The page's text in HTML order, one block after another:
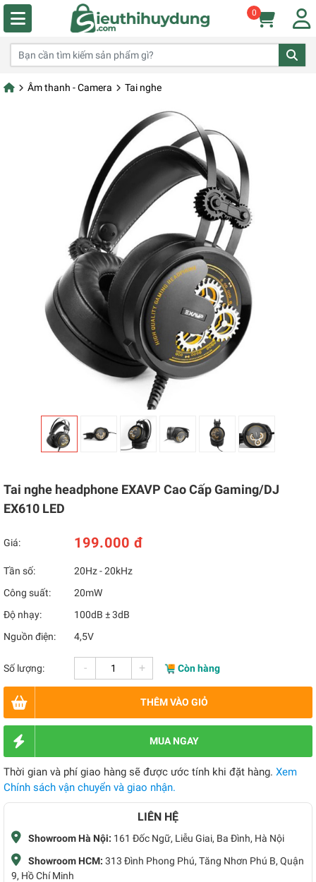
0
Âm thanh - Camera Tai nghe
Tai nghe headphone EXAVP Cao Cấp Gaming/DJ
EX610 LED
Giá: 199.000 đ
Tần số:
20Hz - 20kHz
Công suất:
20mW
Độ nhạy:
100dB ± 3dB
Nguồn điện:
4,5V
Số lượng: - + Còn hàng
THÊM VÀO GIỎ
MUA NGAY
Thời gian và phí giao hàng sẽ được ước tính khi đặt hàng. Xem
Chính sách vận chuyển và giao nhận.
LIÊN HỆ
Showroom Hà Nội: 161 Đốc Ngữ, Liễu Giai, Ba Đình, Hà Nội
Showroom HCM: 313 Đình Phong Phú, Tăng Nhơn Phú B, Quận
9, Hồ Chí Minh